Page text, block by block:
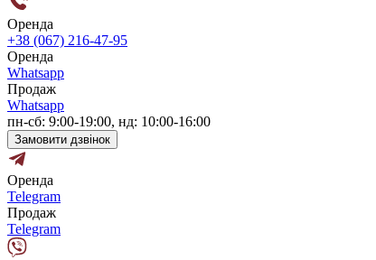
Оренда
+38 (067) 216-47-95
Оренда
Whatsapp
Продаж
Whatsapp
пн-сб: 9:00-19:00, нд: 10:00-16:00
Замовити дзвінок
Оренда
Telegram
Продаж
Telegram